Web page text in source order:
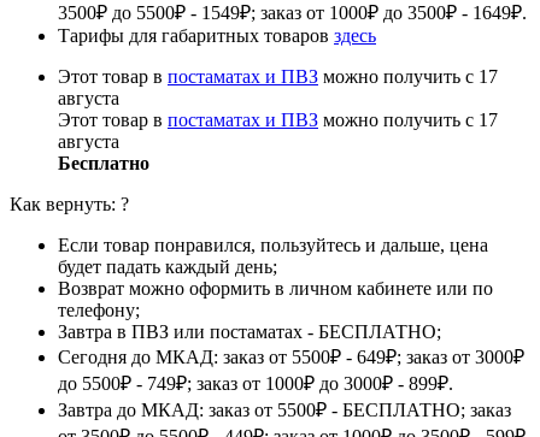
3500₽ до 5500₽ - 1549₽; заказ от 1000₽ до 3500₽ - 1649₽.
Тарифы для габаритных товаров здесь
Этот товар в постаматах и ПВЗ можно получить с 17
августа
Этот товар в постаматах и ПВЗ можно получить с 17
августа
Бесплатно
Как вернуть: ?
Если товар понравился, пользуйтесь и дальше, цена
будет падать каждый день;
Возврат можно оформить в личном кабинете или по
телефону;
Завтра в ПВЗ или постаматах - БЕСПЛАТНО;
Сегодня до МКАД: заказ от 5500₽ - 649₽; заказ от 3000₽
до 5500₽ - 749₽; заказ от 1000₽ до 3000₽ - 899₽.
Завтра до МКАД: заказ от 5500₽ - БЕСПЛАТНО; заказ